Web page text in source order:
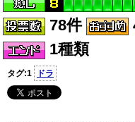
78件
1種類
タグ:1 ドラ